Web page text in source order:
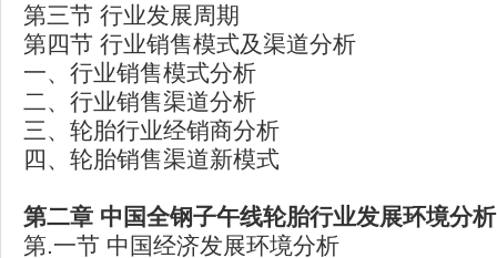
第三节 行业发展周期
第四节 行业销售模式及渠道分析
一、行业销售模式分析
二、行业销售渠道分析
三、轮胎行业经销商分析
四、轮胎销售渠道新模式
第二章 中国全钢子午线轮胎行业发展环境分析
第.一节 中国经济发展环境分析